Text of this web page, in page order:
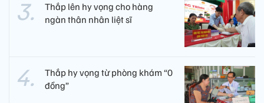
Thắp lên hy vọng cho hàng
ngàn thân nhân liệt sĩ
Thắp hy vọng từ phòng khám “0
đồng”